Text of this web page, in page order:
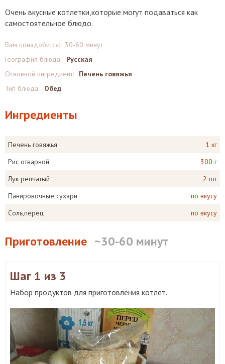
Очень вкусные котлетки,которые могут подаваться как
самостоятельное блюдо.
Вам понадобится:
30-60 минут
География блюда:
Русская
Основной ингредиент:
Печень говяжья
Тип блюда:
Обед
Ингредиенты
Печень говяжья
1 кг
Рис отварной
300 г
Лук репчатый
2 шт
Панировочные сухари
по вкусу
Соль,перец
по вкусу
Приготовление ~30-60 минут
Шаг 1 из 3
Набор продуктов для приготовления котлет.